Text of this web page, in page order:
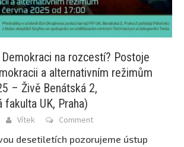
Demokraci na rozcestí? Postoje
a alternativním režimům
– Živě Benátská 2,
fakulta UK, Praha)
Vítek Comment
desetiletích pozorujeme ústup